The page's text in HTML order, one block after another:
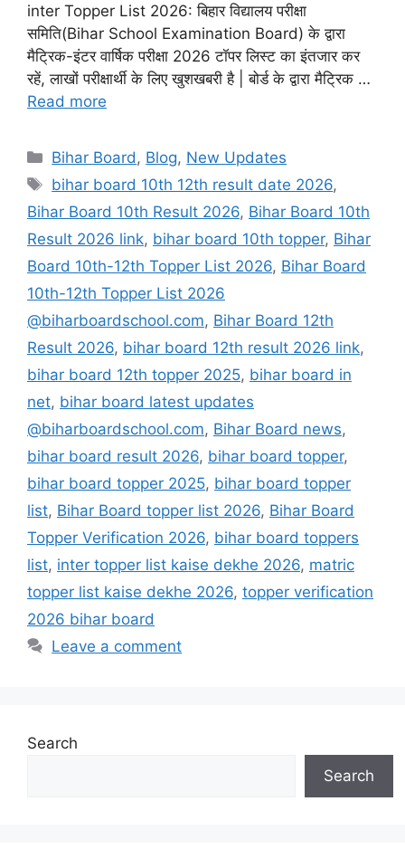
inter Topper List 2026: बिहार विद्यालय परीक्षा
समिति(Bihar School Examination Board) के द्वारा
मैट्रिक-इंटर वार्षिक परीक्षा 2026 टॉपर लिस्ट का इंतजार कर
रहें, लाखों परीक्षार्थी के लिए खुशखबरी है | बोर्ड के द्वारा मैट्रिक …
Read more
Categories
Bihar Board , Blog, New Updates
Tags
bihar board 10th 12th result date 2026,
Bihar Board 10th Result 2026, Bihar Board 10th
Result 2026 link, bihar board 10th topper, Bihar
Board 10th-12th Topper List 2026, Bihar Board
10th-12th Topper List 2026
@biharboardschool.com, Bihar Board 12th
Result 2026, bihar board 12th result 2026 link,
bihar board 12th topper 2025, bihar board in
net, bihar board latest updates
@biharboardschool.com, Bihar Board news,
bihar board result 2026, bihar board topper,
bihar board topper 2025, bihar board topper
list, Bihar Board topper list 2026, Bihar Board
Topper Verification 2026, bihar board toppers
list, inter topper list kaise dekhe 2026, matric
topper list kaise dekhe 2026, topper verification
2026 bihar board
Leave a comment
Search
Search